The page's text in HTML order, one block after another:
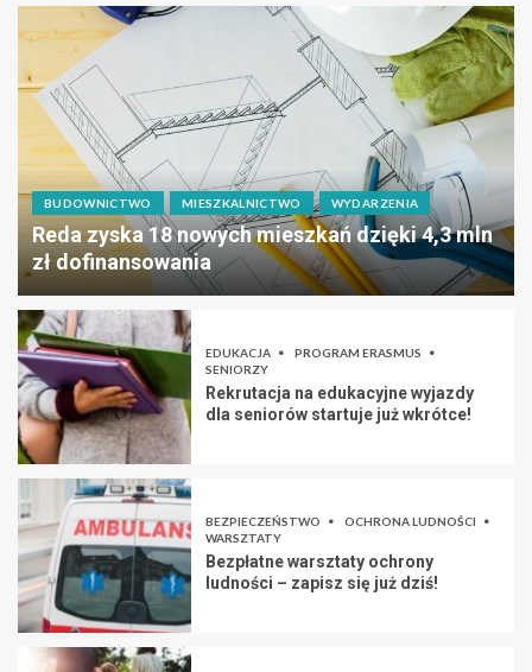
BUDOWNICTWO MIESZKALNICTWO WYDARZENIA
Reda zyska 18 nowych mieszkań dzięki 4,3 mln
zł dofinansowania
EDUKACJA
PROGRAM ERASMUS
SENIORZY
Rekrutacja na edukacyjne wyjazdy
dla seniorów startuje już wkrótce!
BEZPIECZEŃSTWO
OCHRONA LUDNOŚCI
WARSZTATY
Bezpłatne warsztaty ochrony
ludności – zapisz się już dziś!